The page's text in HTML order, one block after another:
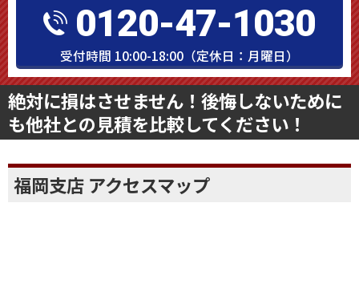
0120-47-1030
受付時間 10:00-18:00（定休日：月曜日）
絶対に損はさせません！後悔しないために
も他社との見積を比較してください！
福岡支店 アクセスマップ